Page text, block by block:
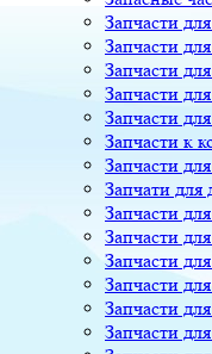
Запчасти
Запчасти
Запчасти
Запчасти
Запчасти
Запчасти к
Запчасти
Запчати для
Запчасти
Запчасти
Запчасти
Запчасти
Запчасти
Запчасти